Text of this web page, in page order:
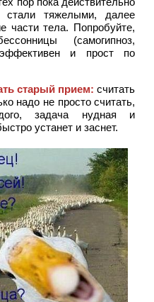
стали тяжелыми, далее
части тела. Попробуйте,
(самогипноз,
и прост по
старый прием: считать
надо не просто считать,
задача нудная и
устанет и заснет.